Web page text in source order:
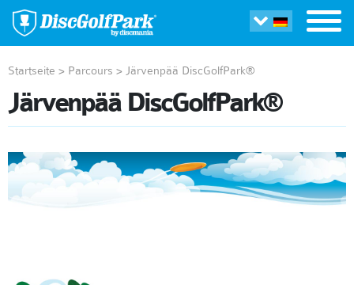
Startseite > Parcours > Järvenpää DiscGolfPark®
Järvenpää DiscGolfPark®